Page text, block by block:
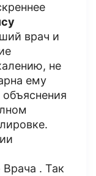
врач и
не
ему
Врача . Так